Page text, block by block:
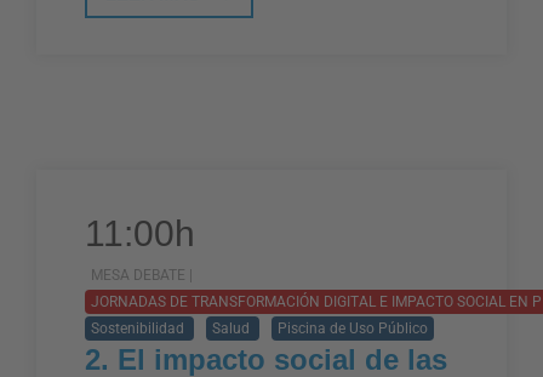
11:00h
MESA DEBATE |
JORNADAS DE TRANSFORMACIÓN DIGITAL E IMPACTO SOCIAL EN
Sostenibilidad
Salud Piscina de Uso Público
2. El impacto social de las